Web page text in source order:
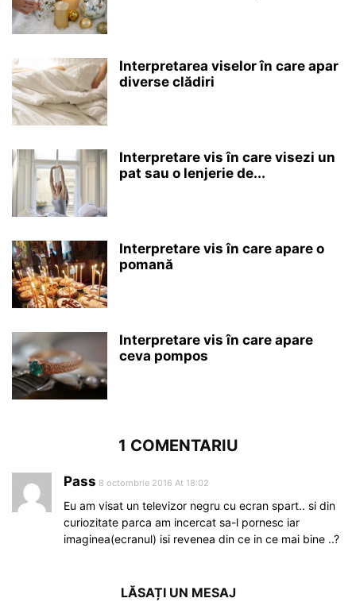
Interpretarea viselor în care apar
diverse clădiri
Interpretare vis în care visezi un
pat sau o lenjerie de...
Interpretare vis în care apare o
pomană
Interpretare vis în care apare
ceva pompos
1 COMENTARIU
Pass 8 octombrie 2016 At 18:02
Eu am visat un televizor negru cu ecran spart.. si din
curiozitate parca am incercat sa-l pornesc iar
imaginea(ecranul) isi revenea din ce in ce mai bine ..?
LĂSAȚI UN MESAJ